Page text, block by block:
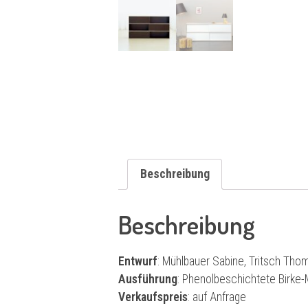
Beschreibung
Beschreibung
Entwurf: Mühlbauer Sabine, Tritsch
Ausführung: Phenolbeschichtete
Verkaufspreis: auf Anfrage